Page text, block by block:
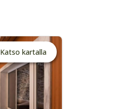
Katso kartalla